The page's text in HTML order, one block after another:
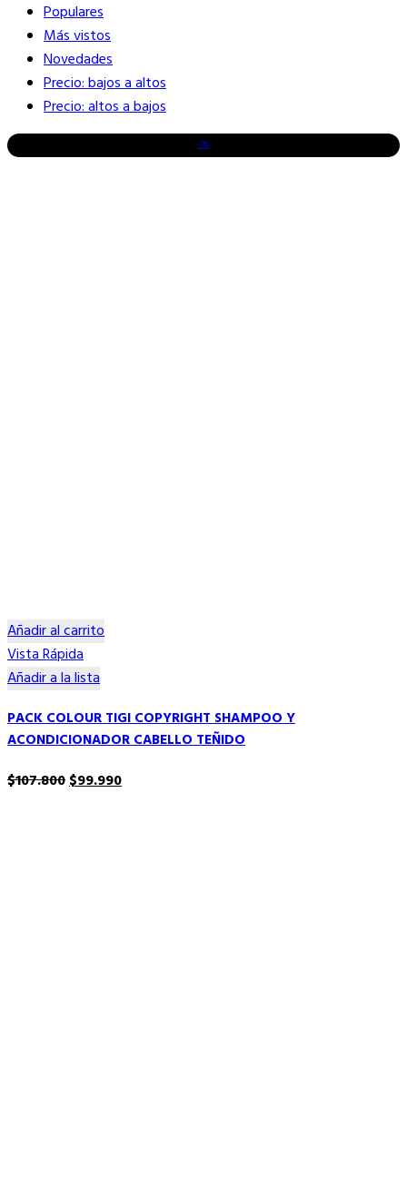
Populares
Más vistos
Novedades
Precio: bajos a altos
Precio: altos a bajos
-7%
Añadir al carrito
Vista Rápida
Añadir a la lista
PACK COLOUR TIGI COPYRIGHT SHAMPOO Y
ACONDICIONADOR CABELLO TEÑIDO
$107.800El
$99.990El